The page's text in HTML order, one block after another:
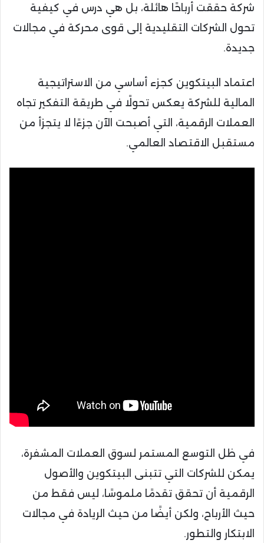
شركة حققت أرباحًا هائلة، بل هي درس في كيفية
تحول الشركات التقليدية إلى قوى محركة في مجالات
جديدة.
اعتماد البيتكوين كجزء أساسي من الاستراتيجية
المالية للشركة يعكس تحولًا في طريقة التفكير تجاه
العملات الرقمية، التي أصبحت الآن جزءًا لا يتجزأ من
مستقبل الاقتصاد العالمي.
في ظل التوسع المستمر لسوق العملات المشفرة،
يمكن للشركات التي تتبنى البيتكوين والأصول
الرقمية أن تحقق تقدمًا ملموسًا، ليس فقط من
حيث الأرباح، ولكن أيضًا من حيث الريادة في مجالات
الابتكار والتطور.